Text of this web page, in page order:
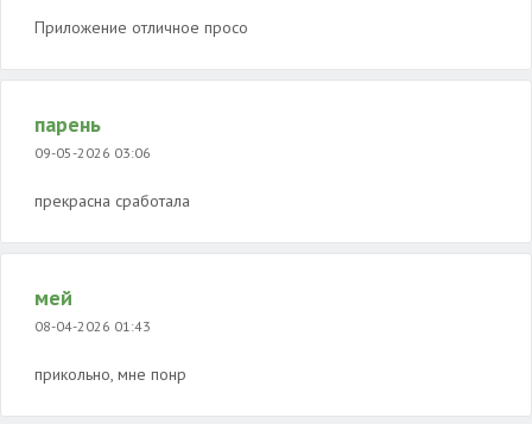
Приложение отличное просо
парень
09-05-2026 03:06
прекрасна сработала
мей
08-04-2026 01:43
прикольно, мне понр